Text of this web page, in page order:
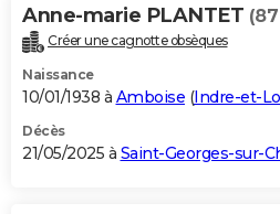
Carte de Noël
Carte Bonne année
Carte Saint-Valentin
Carte Pâques
Carte d'anniversaire
DICTIONNAIRE
Dictionnaire
Biographies
Citations
Expressions
Proverbes
PROGRAMME TV
S'inscrire
Se connecter
Lycées
Collèges
Primaires
Universités
Entreprises
Service militaire
Avis de recherche
AVIS DE DÉCÈS
Anne-marie PLANTET
Créer une cagnotte obsèques
Naissance
10/01/1938 à Amboise (Indre-et-
Décès
21/05/2025 à Saint-Georges-sur-